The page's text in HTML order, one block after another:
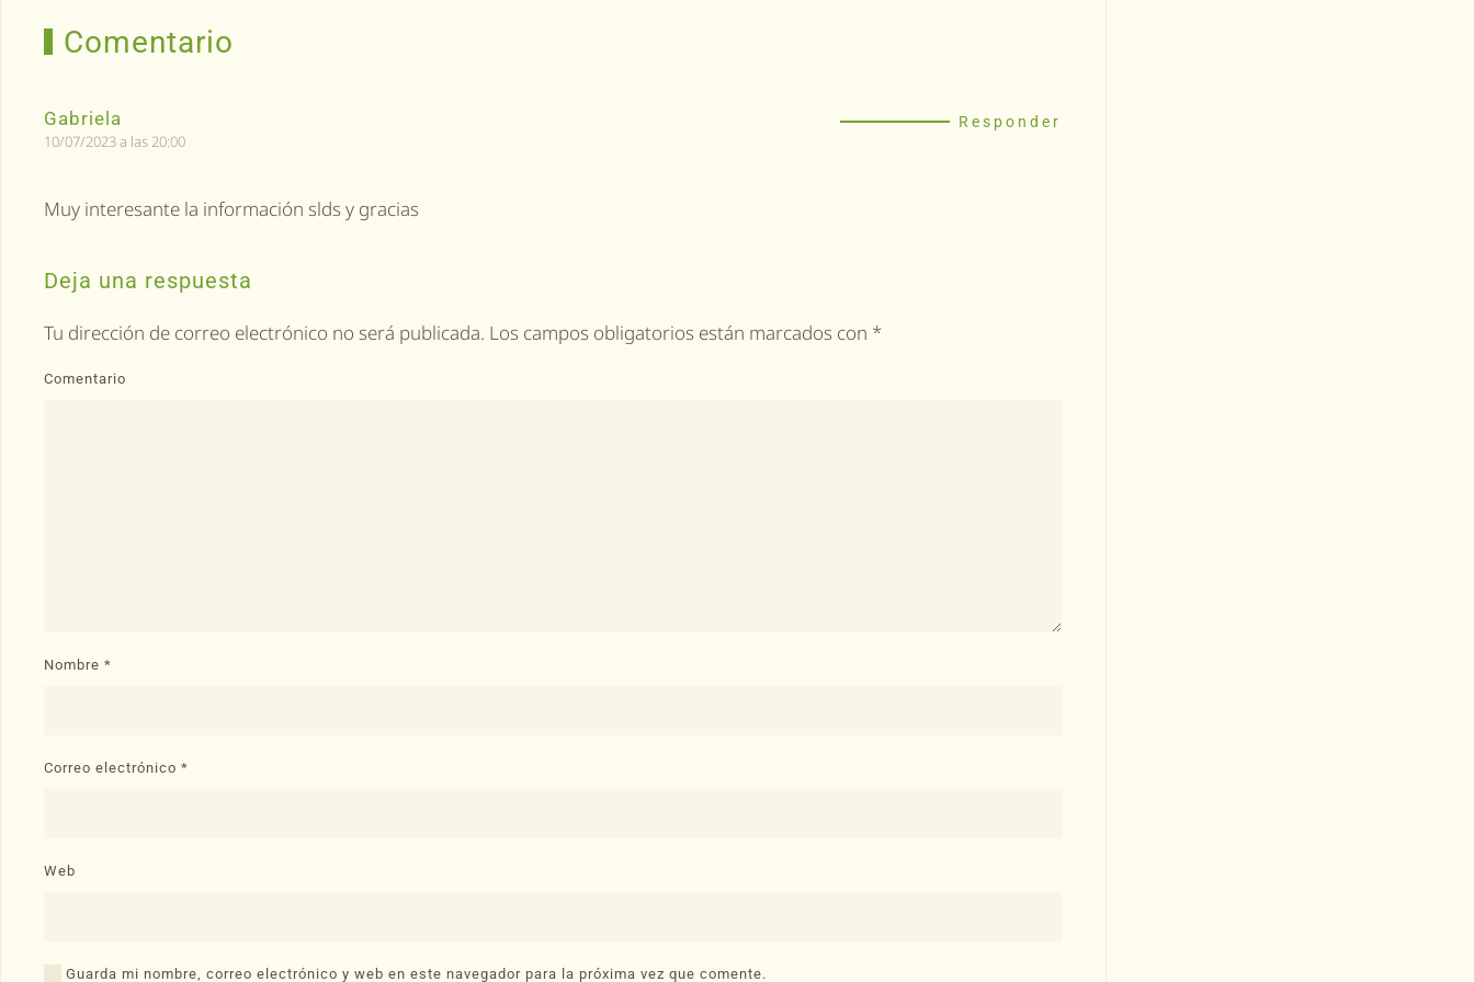
Comentario
Gabriela
10/07/2023 a las 20:00
Responder
Muy interesante la información slds y gracias
Deja una respuesta
Tu dirección de correo electrónico no será publicada. Los campos obligatorios están marcados con *
Comentario
Nombre *
Correo electrónico *
Web
Guarda mi nombre, correo electrónico y web en este navegador para la próxima vez que comente.